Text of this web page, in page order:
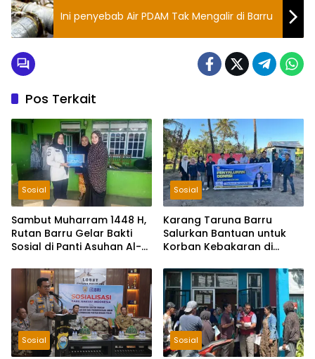
Ini penyebab Air PDAM Tak Mengalir di Barru
Pos Terkait
Sosial
Sambut Muharram 1448 H,
Rutan Barru Gelar Bakti
Sosial di Panti Asuhan Al-
Sosial
Karang Taruna Barru
Salurkan Bantuan untuk
Korban Kebakaran di
Rp2 Juta
Sosial Sosial